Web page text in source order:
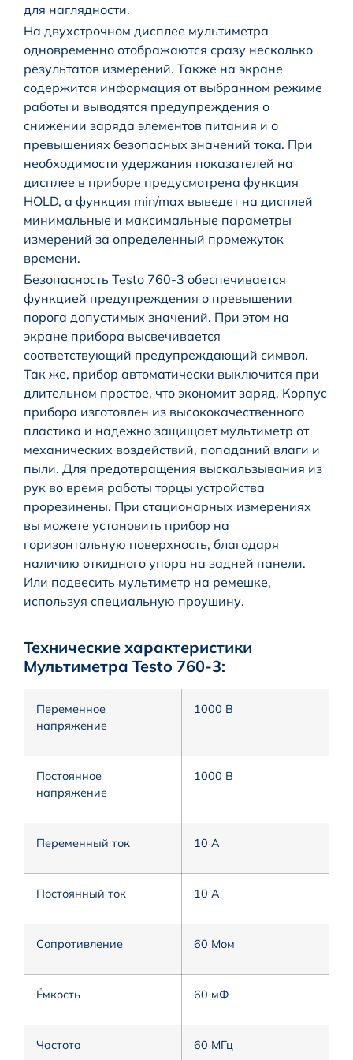
для наглядности.
На двухстрочном дисплее мультиметра
одновременно отображаются сразу несколько
результатов измерений. Также на экране
содержится информация от выбранном режиме
работы и выводятся предупреждения о
снижении заряда элементов питания и о
превышениях безопасных значений тока. При
необходимости удержания показателей на
дисплее в приборе предусмотрена функция
HOLD, а функция min/max выведет на дисплей
минимальные и максимальные параметры
измерений за определенный промежуток
времени.
Безопасность Testo 760-3 обеспечивается
функцией предупреждения о превышении
порога допустимых значений. При этом на
экране прибора высвечивается
соответствующий предупреждающий символ.
Так же, прибор автоматически выключится при
длительном простое, что экономит заряд. Корпус
прибора изготовлен из высококачественного
пластика и надежно защищает мультиметр от
механических воздействий, попаданий влаги и
пыли. Для предотвращения выскальзывания из
рук во время работы торцы устройства
прорезинены. При стационарных измерениях
вы можете установить прибор на
горизонтальную поверхность, благодаря
наличию откидного упора на задней панели.
Или подвесить мультиметр на ремешке,
используя специальную проушину.
Технические характеристики
Мультиметра Testo 760-3:
Переменное
напряжение
1000 В
Постоянное
напряжение
1000 В
Переменный ток 10 А
Постоянный ток 10 А
Сопротивление 60 Мом
Ёмкость 60 мФ
Частота 60 МГц